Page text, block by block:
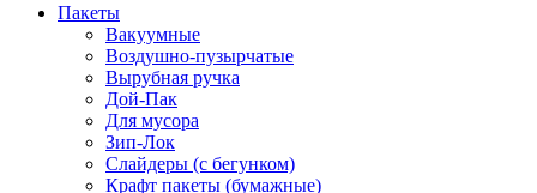
Пакеты
Вакуумные
Воздушно-пузырчатые
Вырубная ручка
Дой-Пак
Для мусора
Зип-Лок
Слайдеры (с бегунком)
Крафт пакеты (бумажные)